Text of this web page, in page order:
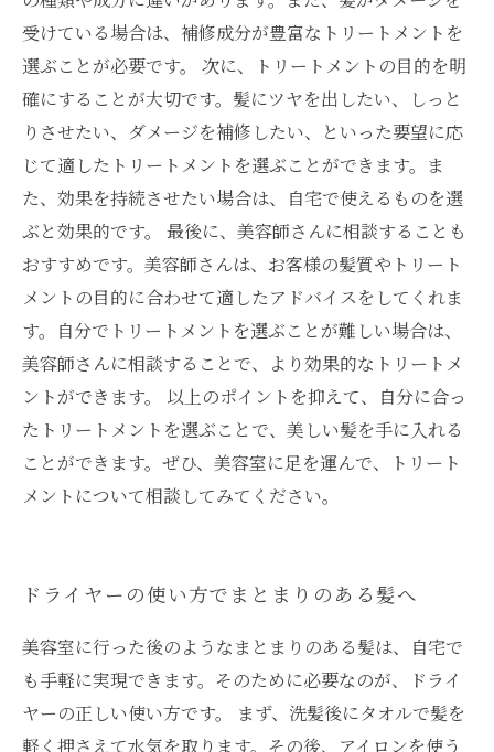
受けている場合は、補修成分が豊富なトリートメントを
選ぶことが必要です。 次に、トリートメントの目的を明
確にすることが大切です。髪にツヤを出したい、しっと
りさせたい、ダメージを補修したい、といった要望に応
じて適したトリートメントを選ぶことができます。ま
た、効果を持続させたい場合は、自宅で使えるものを選
ぶと効果的です。 最後に、美容師さんに相談することも
おすすめです。美容師さんは、お客様の髪質やトリート
メントの目的に合わせて適したアドバイスをしてくれま
す。自分でトリートメントを選ぶことが難しい場合は、
美容師さんに相談することで、より効果的なトリートメ
ントができます。 以上のポイントを抑えて、自分に合っ
たトリートメントを選ぶことで、美しい髪を手に入れる
ことができます。ぜひ、美容室に足を運んで、トリート
メントについて相談してみてください。
ドライヤーの使い方でまとまりのある髪へ
美容室に行った後のようなまとまりのある髪は、自宅で
も手軽に実現できます。そのために必要なのが、ドライ
ヤーの正しい使い方です。 まず、洗髪後にタオルで髪を
軽く押さえて水気を取ります。その後、アイロンを使う